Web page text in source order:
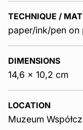
TECHNIQUE /
paper/ink/pen on
DIMENSIONS
14,6 x 10,2 cm
LOCATION
Muzeum